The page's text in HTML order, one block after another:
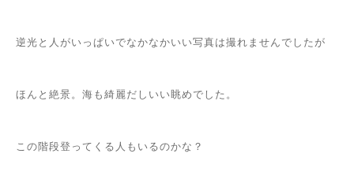
逆光と人がいっぱいでなかなかいい写真は撮れませんでしたが
ほんと絶景。海も綺麗だしいい眺めでした。
この階段登ってくる人もいるのかな？